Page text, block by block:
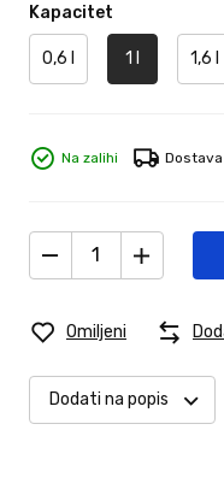
Kapacitet
0,6 l 1 l 1,6 l
Na zalihi
Omiljeni
Dodati na popis